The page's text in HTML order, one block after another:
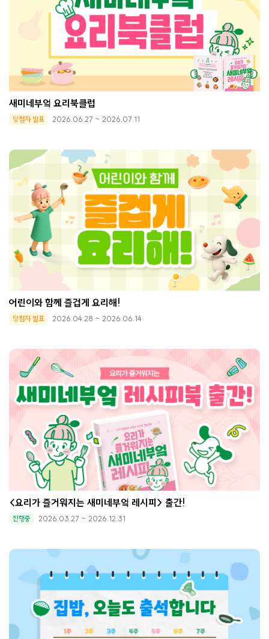
새미네부엌 요리북클럽
당첨자 발표 2026.06.27 ~ 2026.07.11
어린이와 함께 즐겁게 요리해!
당첨자 발표 2026.04.28 ~ 2026.06.14
<요리가 즐거워지는 새미네부엌 레시피> 출간!
진행중 2026.03.27 ~ 2026.12.31